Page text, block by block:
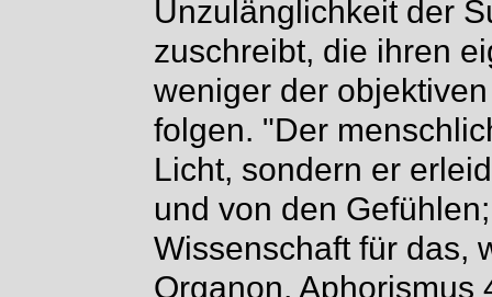
Unzulänglichkeit der
zuschreibt, die ihren
weniger der
folgen. "Der
Licht, sondern er
und von den
Wissenschaft für das,
Organon, Aphorismus